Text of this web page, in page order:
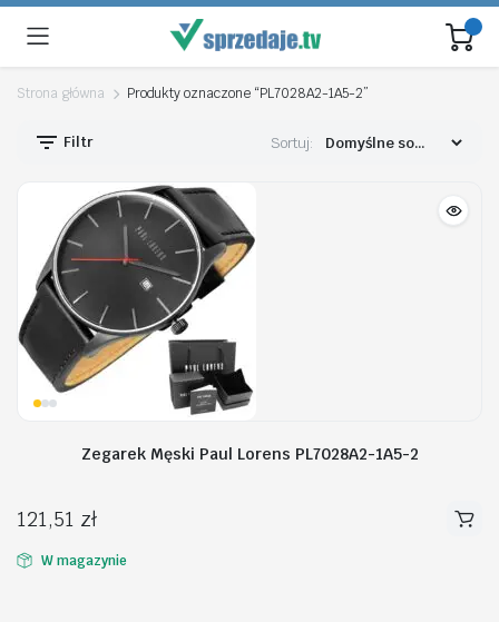
Strona główna Produkty oznaczone “PL7028A2-1A5-2”
Filtr Sortuj:
Zegarek Męski Paul Lorens PL7028A2-1A5-2
121,51 zł
W magazynie